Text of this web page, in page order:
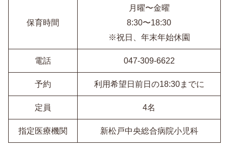
保育時間
月曜〜金曜
8:30〜18:30
※祝日、年末年始休園
電話 047-309-6622
予約 利用希望日前日の18:30までに
定員 4名
指定医療機関 新松戸中央総合病院小児科